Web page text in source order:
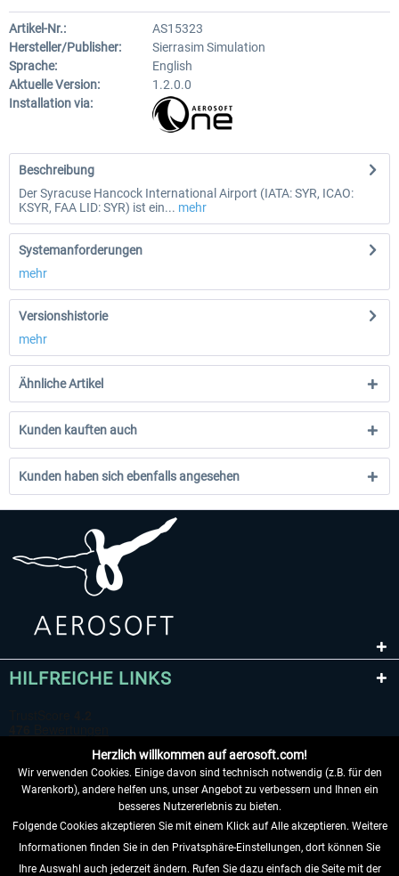
Artikel-Nr.:
AS15323
Hersteller/Publisher:
Sierrasim Simulation
Sprache:
English
Aktuelle Version:
1.2.0.0
Installation via:
Beschreibung
Der Syracuse Hancock International Airport (IATA: SYR, ICAO:
KSYR, FAA LID: SYR) ist ein... mehr
Systemanforderungen
mehr
Versionshistorie
mehr
Ähnliche Artikel
Kunden kauften auch
Kunden haben sich ebenfalls angesehen
HILFREICHE LINKS
VERTRAG WIDERRUFEN
Herzlich willkommen auf aerosoft.com!
Wir verwenden Cookies. Einige davon sind technisch notwendig (z.B. für den
Warenkorb), andere helfen uns, unser Angebot zu verbessern und Ihnen ein
besseres Nutzererlebnis zu bieten.
Folgende Cookies akzeptieren Sie mit einem Klick auf Alle akzeptieren. Weitere
Informationen finden Sie in den Privatsphäre-Einstellungen, dort können Sie
Ihre Auswahl auch jederzeit ändern. Rufen Sie dazu einfach die Seite mit der